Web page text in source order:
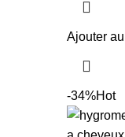
Ajouter
-34%Hot